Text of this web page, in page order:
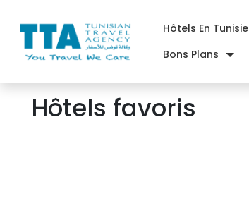
Hôtels En Tunisie
Bons Plans
Hôtels favoris